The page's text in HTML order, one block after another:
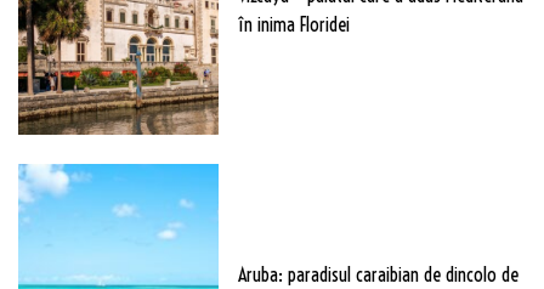
în inima Floridei
Aruba: paradisul caraibian de dincolo de